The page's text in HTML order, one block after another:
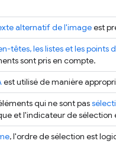
alternatif de l'imageest
têtes, les listes et les points
sont pris en compte.
est utilisé de manière
qui ne sont pas
et l'indicateur de sélection
, l'ordre de sélection est